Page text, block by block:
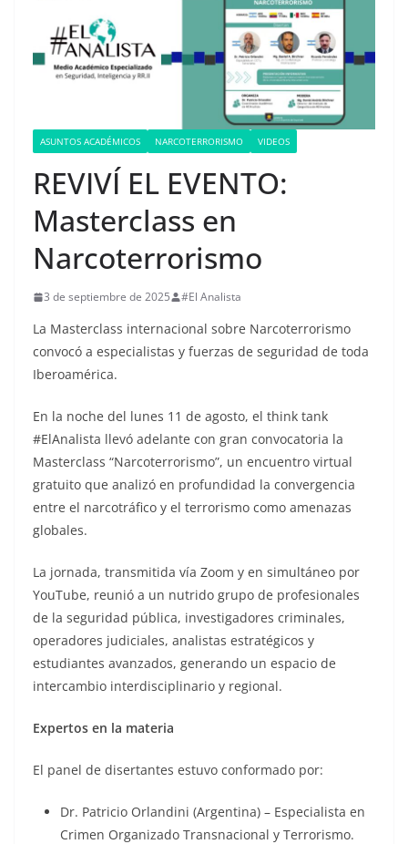
ASUNTOS ACADÉMICOS NARCOTERRORISMO VIDEOS
REVIVÍ EL EVENTO:
Masterclass en
Narcoterrorismo
3 de septiembre de 2025 #El Analista
La Masterclass internacional sobre Narcoterrorismo
convocó a especialistas y fuerzas de seguridad de toda
Iberoamérica.
En la noche del lunes 11 de agosto, el think tank
#ElAnalista llevó adelante con gran convocatoria la
Masterclass “Narcoterrorismo”, un encuentro virtual
gratuito que analizó en profundidad la convergencia
entre el narcotráfico y el terrorismo como amenazas
globales.
La jornada, transmitida vía Zoom y en simultáneo por
YouTube, reunió a un nutrido grupo de profesionales
de la seguridad pública, investigadores criminales,
operadores judiciales, analistas estratégicos y
estudiantes avanzados, generando un espacio de
intercambio interdisciplinario y regional.
Expertos en la materia
El panel de disertantes estuvo conformado por:
Dr. Patricio Orlandini (Argentina) – Especialista en
Crimen Organizado Transnacional y Terrorismo.